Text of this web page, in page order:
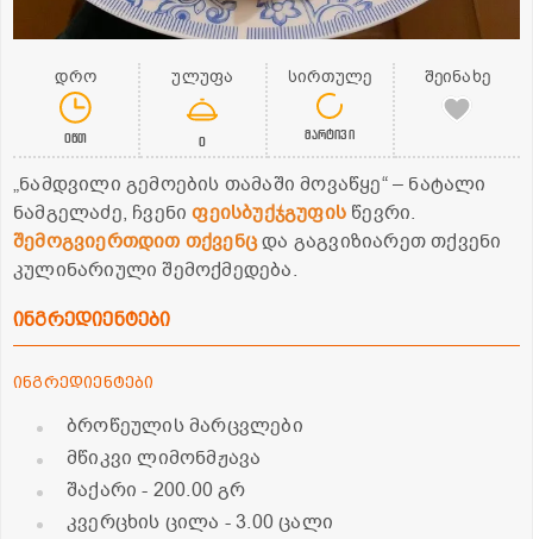
დრო
0წთ
ულუფა
0
სირთულე
მარტივი
შეინახე
„ნამდვილი გემოების თამაში მოვაწყე“ – ნატალი
ნამგელაძე, ჩვენიფეისბუქჯგუფის წევრი.
შემოგვიერთდით თქვენცდა გაგვიზიარეთ თქვენი
კულინარიული შემოქმედება.
ინგრედიენტები
ინგრედიენტები
ბროწეულის მარცვლები
მწიკვი ლიმონმჟავა
შაქარი- 200.00 გრ
კვერცხის ცილა - 3.00 ცალი